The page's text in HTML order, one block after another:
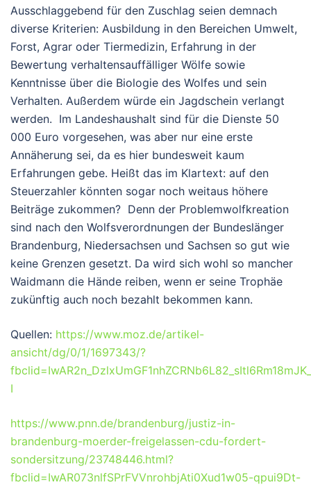
Ausschlaggebend für den Zuschlag seien demnach
diverse Kriterien: Ausbildung in den Bereichen Umwelt,
Forst, Agrar oder Tiermedizin, Erfahrung in der
Bewertung verhaltensauffälliger Wölfe sowie
Kenntnisse über die Biologie des Wolfes und sein
Verhalten. Außerdem würde ein Jagdschein verlangt
werden. Im Landeshaushalt sind für die Dienste 50
000 Euro vorgesehen, was aber nur eine erste
Annäherung sei, da es hier bundesweit kaum
Erfahrungen gebe. Heißt das im Klartext: auf den
Steuerzahler könnten sogar noch weitaus höhere
Beiträge zukommen? Denn der Problemwolfkreation
sind nach den Wolfsverordnungen der Bundeslänger
Brandenburg, Niedersachsen und Sachsen so gut wie
keine Grenzen gesetzt. Da wird sich wohl so mancher
Waidmann die Hände reiben, wenn er seine Trophäe
zukünftig auch noch bezahlt bekommen kann.
Quellen: https://www.moz.de/artikel-
ansicht/dg/0/1/1697343/?
I
https://www.pnn.de/brandenburg/justiz-in-
brandenburg-moerder-freigelassen-cdu-fordert-
sondersitzung/23748446.html?
fbclid=IwAR073nlfSPrFVVnrohbjAti0Xud1w05-qpui9Dt-